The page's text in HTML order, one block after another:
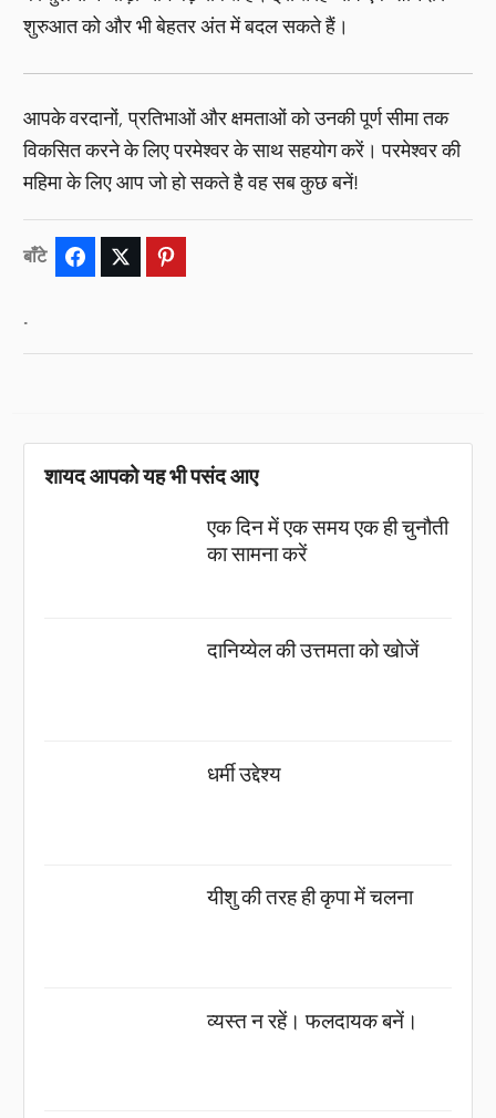
शुरुआत को और भी बेहतर अंत में बदल सकते हैं।
आपके वरदानों, प्रतिभाओं और क्षमताओं को उनकी पूर्ण सीमा तक
विकसित करने के लिए परमेश्वर के साथ सहयोग करें। परमेश्वर की
महिमा के लिए आप जो हो सकते है वह सब कुछ बनें!
बाँटे Facebook Twitter
.
शायद आपको यह भी पसंद आए
एक दिन में एक समय एक ही चुनौती
का सामना करें
दानिय्येल की उत्तमता को खोजें
धर्मी उद्देश्य
यीशु की तरह ही कृपा में चलना
व्यस्त न रहें। फलदायक बनें।